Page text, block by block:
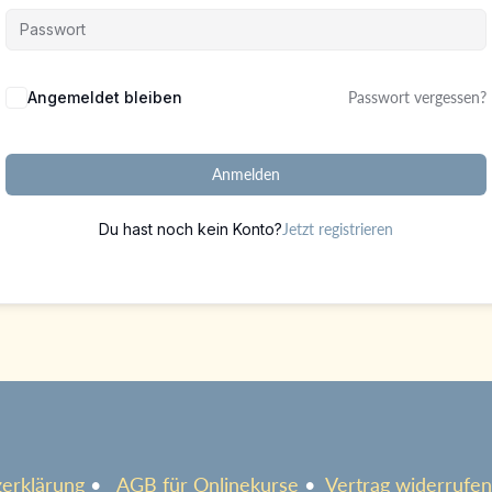
Alternative:
Angemeldet bleiben Passwort vergessen?
Anmelden
Du hast noch kein Konto?Jetzt registrieren
• AGB für Onlinekurse • Vertrag widerrufen